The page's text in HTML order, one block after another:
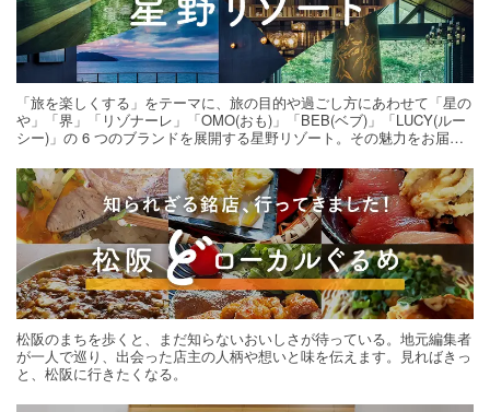
「旅を楽しくする」をテーマに、旅の目的や過ごし方にあわせて「星の
や」「界」「リゾナーレ」「OMO(おも)」「BEB(ベブ)」「LUCY(ルー
シー)」の 6 つのブランドを展開する星野リゾート。その魅力をお届け
松阪のまちを歩くと、まだ知らないおいしさが待っている。地元編集者
が一人で巡り、出会った店主の人柄や想いと味を伝えます。見ればきっ
と、松阪に行きたくなる。